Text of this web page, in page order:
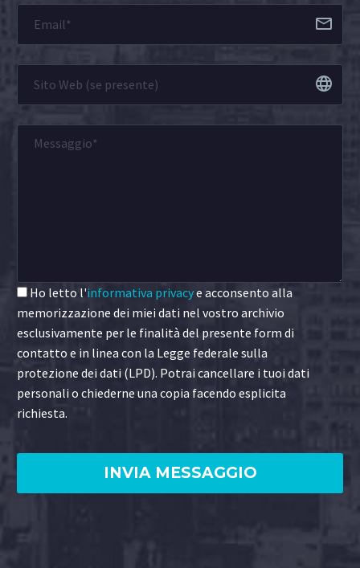
Ho letto l'informativa privacye acconsento alla
memorizzazione dei miei dati nel vostro archivio
esclusivamente per le finalità del presente form di
contatto e in linea con la Legge federale sulla
protezione dei dati (LPD). Potrai cancellare i tuoi dati
personali o chiederne una copia facendo esplicita
richiesta.